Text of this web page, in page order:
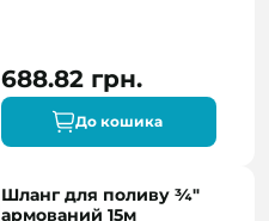
688.82 грн.
До кошика
Шланг для поливу ¾"
армований 15м